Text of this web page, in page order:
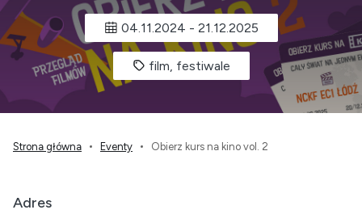
04.11.2024 - 21.12.2025
film, festiwale
Strona główna Eventy Obierz kurs na kino vol. 2
Adres